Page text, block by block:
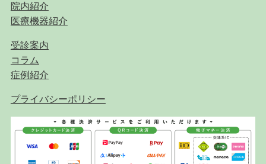
院内紹介
医療機器紹介
受診案内
コラム
症例紹介
プライバシーポリシー